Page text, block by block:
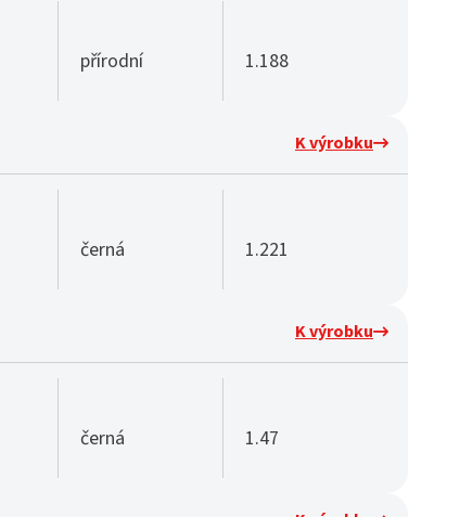
přírodní 1.188
K výrobku
černá 1.221
K výrobku
černá 1.47